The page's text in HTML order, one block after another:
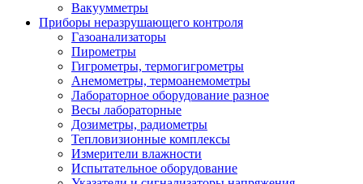
Вакуумметры
Приборы неразрушающего контроля
Газоанализаторы
Пирометры
Гигрометры, термогигрометры
Анемометры, термоанемометры
Лабораторное оборудование разное
Весы лабораторные
Дозиметры, радиометры
Тепловизионные комплексы
Измерители влажности
Испытательное оборудование